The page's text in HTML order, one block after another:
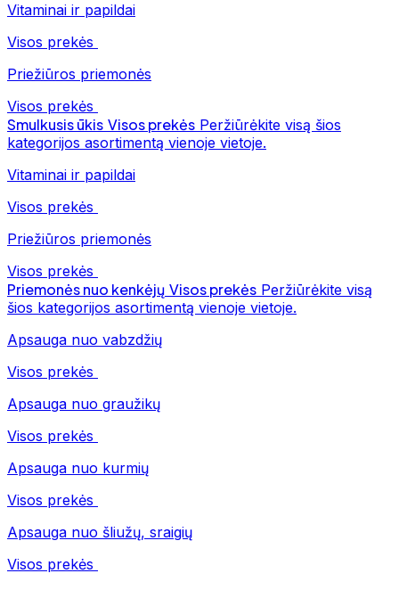
Vitaminai ir papildai
Visos prekės
Priežiūros priemonės
Visos prekės
Smulkusis ūkis Visos prekės Peržiūrėkite visą šios
kategorijos asortimentą vienoje vietoje.
Vitaminai ir papildai
Visos prekės
Priežiūros priemonės
Visos prekės
Priemonės nuo kenkėjų Visos prekės Peržiūrėkite visą
šios kategorijos asortimentą vienoje vietoje.
Apsauga nuo vabzdžių
Visos prekės
Apsauga nuo graužikų
Visos prekės
Apsauga nuo kurmių
Visos prekės
Apsauga nuo šliužų, sraigių
Visos prekės